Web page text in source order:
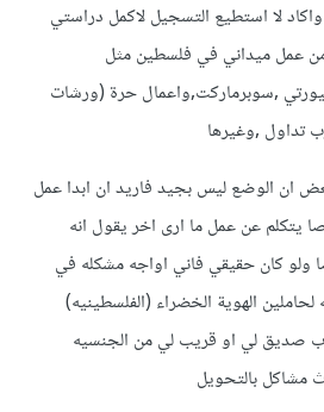
لا استطيع التسجيل لاكمل دراستي
عمل ميداني في فلسطين مثل
,سوبرماركت,واعمال حرة (ورشات
تداول ,وغيرها
ان الوضع ليس بجيد فاريد ان ابدا عمل
عن عمل ما ارى اخر يقول انه
كان حقيقي فاني اواجه مشكله في
الهوية الخضراء (الفلسطينيه)
صديق لي او قريب لي من الجنسيه
مشاكل بالتحويل